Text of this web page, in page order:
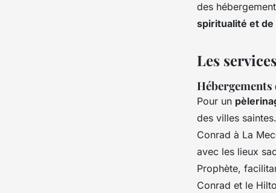
des
spiritualité et
Les
Pour un
des villes
Conrad à La
avec les lieux
Prophète,
Conrad et le